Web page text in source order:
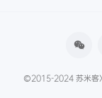
©2015-2024 苏米客